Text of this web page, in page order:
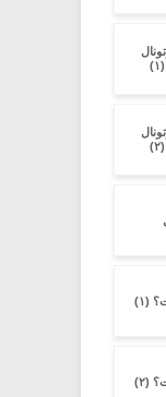
(۱)
(۲)